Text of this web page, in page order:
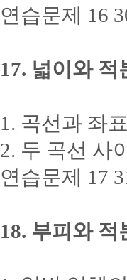
연습문제 16
17. 넓이와 적
1. 곡선과 좌
2. 두 곡선 사
연습문제 17
18. 부피와 적